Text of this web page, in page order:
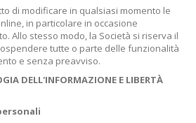
di modificare in qualsiasi momento le
in particolare in occasione
Allo stesso modo, la Società si riserva il
tutte o parte delle funzionalità
e senza preavviso.
DELL'INFORMAZIONE E LIBERTÀ